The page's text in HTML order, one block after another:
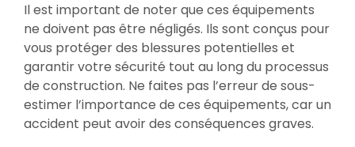
Il est important de noter que ces équipements
ne doivent pas être négligés. Ils sont conçus pour
vous protéger des blessures potentielles et
garantir votre sécurité tout au long du processus
de construction. Ne faites pas l’erreur de sous-
estimer l’importance de ces équipements, car un
accident peut avoir des conséquences graves.